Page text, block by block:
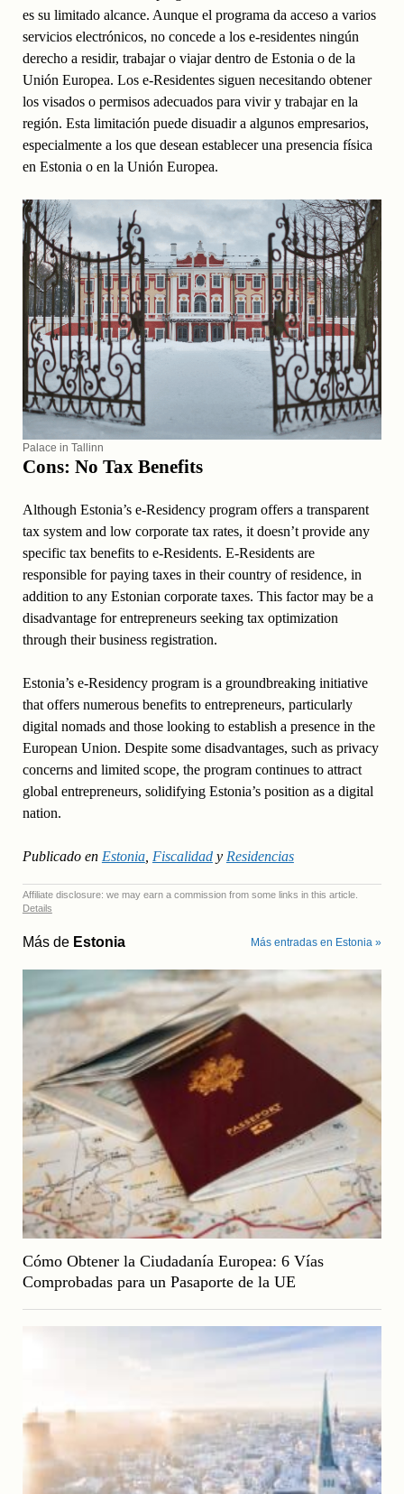
es su limitado alcance. Aunque el programa da acceso a varios
servicios electrónicos, no concede a los e-residentes ningún
derecho a residir, trabajar o viajar dentro de Estonia o de la
Unión Europea. Los e-Residentes siguen necesitando obtener
los visados o permisos adecuados para vivir y trabajar en la
región. Esta limitación puede disuadir a algunos empresarios,
especialmente a los que desean establecer una presencia física
en Estonia o en la Unión Europea.
Palace in Tallinn
Cons: No Tax Benefits
Although Estonia’s e-Residency program offers a transparent
tax system and low corporate tax rates, it doesn’t provide any
specific tax benefits to e-Residents. E-Residents are
responsible for paying taxes in their country of residence, in
addition to any Estonian corporate taxes. This factor may be a
disadvantage for entrepreneurs seeking tax optimization
through their business registration.
Estonia’s e-Residency program is a groundbreaking initiative
that offers numerous benefits to entrepreneurs, particularly
digital nomads and those looking to establish a presence in the
European Union. Despite some disadvantages, such as privacy
concerns and limited scope, the program continues to attract
global entrepreneurs, solidifying Estonia’s position as a digital
nation.
Publicado en Estonia, Fiscalidady Residencias
Affiliate disclosure: we may earn a commission from some links in this article.
Details
Más de Estonia Más entradas en Estonia »
Cómo Obtener la Ciudadanía Europea: 6 Vías
Comprobadas para un Pasaporte de la UE